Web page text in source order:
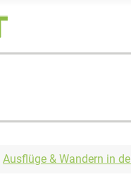
Ausflüge & Wandern in